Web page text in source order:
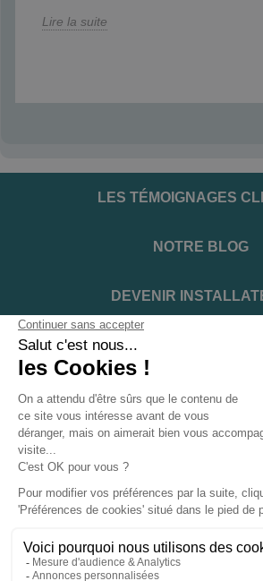
Lire la suite
LES TÉMOIGNAGES
NOTRE BLOG
DEVENIR
NOTRE SERVICE
NOS PARTENAIRES
INFORMATIONS ET CONDITIONS
Suivez-nous sur les réseaux sociaux